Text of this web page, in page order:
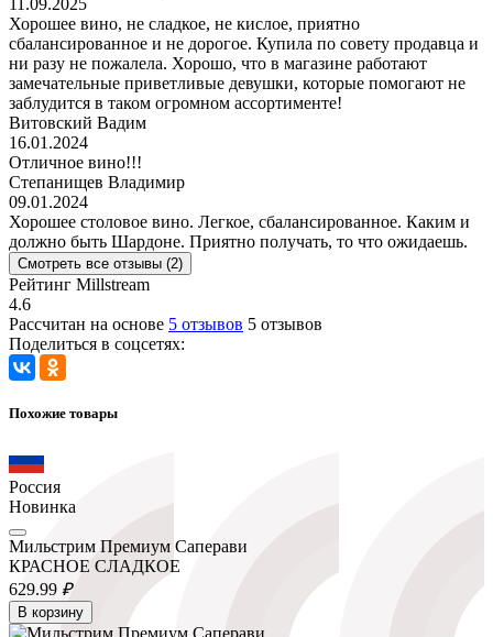
Хорошее вино, не сладкое, не кислое, приятно
сбалансированное и не дорогое. Купила по совету продавца и
ни разу не пожалела. Хорошо, что в магазине работают
замечательные приветливые девушки, которые помогают не
заблудится в таком огромном ассортименте!
Витовский Вадим
16.01.2024
Отличное вино!!!
Степанищев Владимир
09.01.2024
Хорошее столовое вино. Легкое, сбалансированное. Каким и
должно быть Шардоне. Приятно получать, то что ожидаешь.
Смотреть все отзывы (2)
Рейтинг Millstream
4.6
Рассчитан на основе 5 отзывов 5 отзывов
Поделиться в соцсетях:
Похожие товары
Россия
Новинка
Мильстрим Премиум Саперави
КРАСНОЕ СЛАДКОЕ
629.99 ₽
В корзину